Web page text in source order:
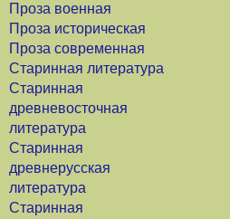
Проза военная
Проза историческая
Проза современная
Старинная литература
Старинная
древневосточная
литература
Старинная
древнерусская
литература
Старинная